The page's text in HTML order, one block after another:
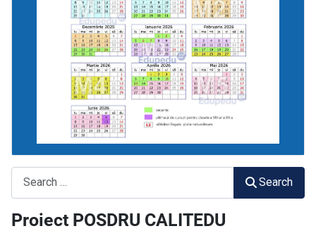
Search
Proiect POSDRU CALITEDU